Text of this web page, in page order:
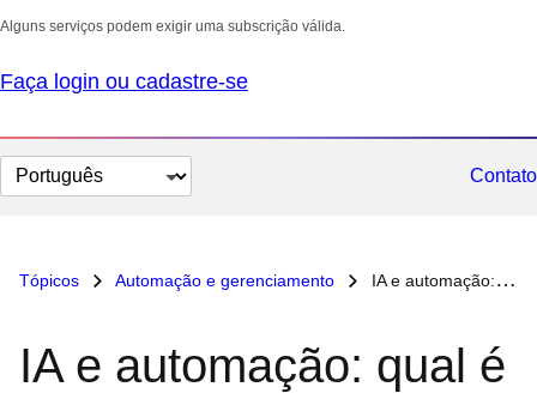
Alguns serviços podem exigir uma subscrição válida.
Faça login ou cadastre-se
Selecionar
idioma
Contato
Tópicos Automação e gerenciamento IA e automação: qual é a diferença?
IA e automação: qual é